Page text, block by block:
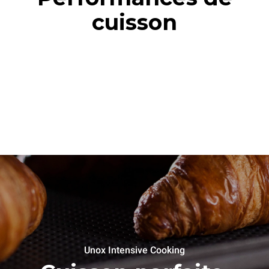
cuisson
Unox Intensive Cooking